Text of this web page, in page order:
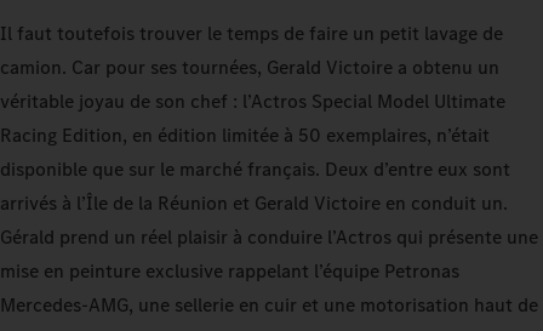
Il faut toutefois trouver le temps de faire un petit lavage de
camion. Car pour ses tournées, Gerald Victoire a obtenu un
véritable joyau de son chef : l’Actros Special Model Ultimate
Racing Edition, en édition limitée à 50 exemplaires, n’était
disponible que sur le marché français. Deux d’entre eux sont
arrivés à l’Île de la Réunion et Gerald Victoire en conduit un.
Gérald prend un réel plaisir à conduire l’Actros qui présente une
mise en peinture exclusive rappelant l’équipe Petronas
Mercedes‑AMG, une sellerie en cuir et une motorisation haut de